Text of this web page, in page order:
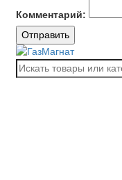
Комментарий:
Отправить